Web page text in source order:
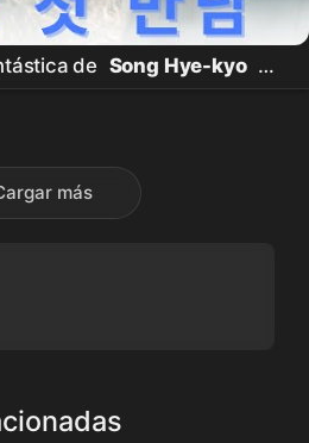
de Song Hye-kyo y
hacia la salvaje
más